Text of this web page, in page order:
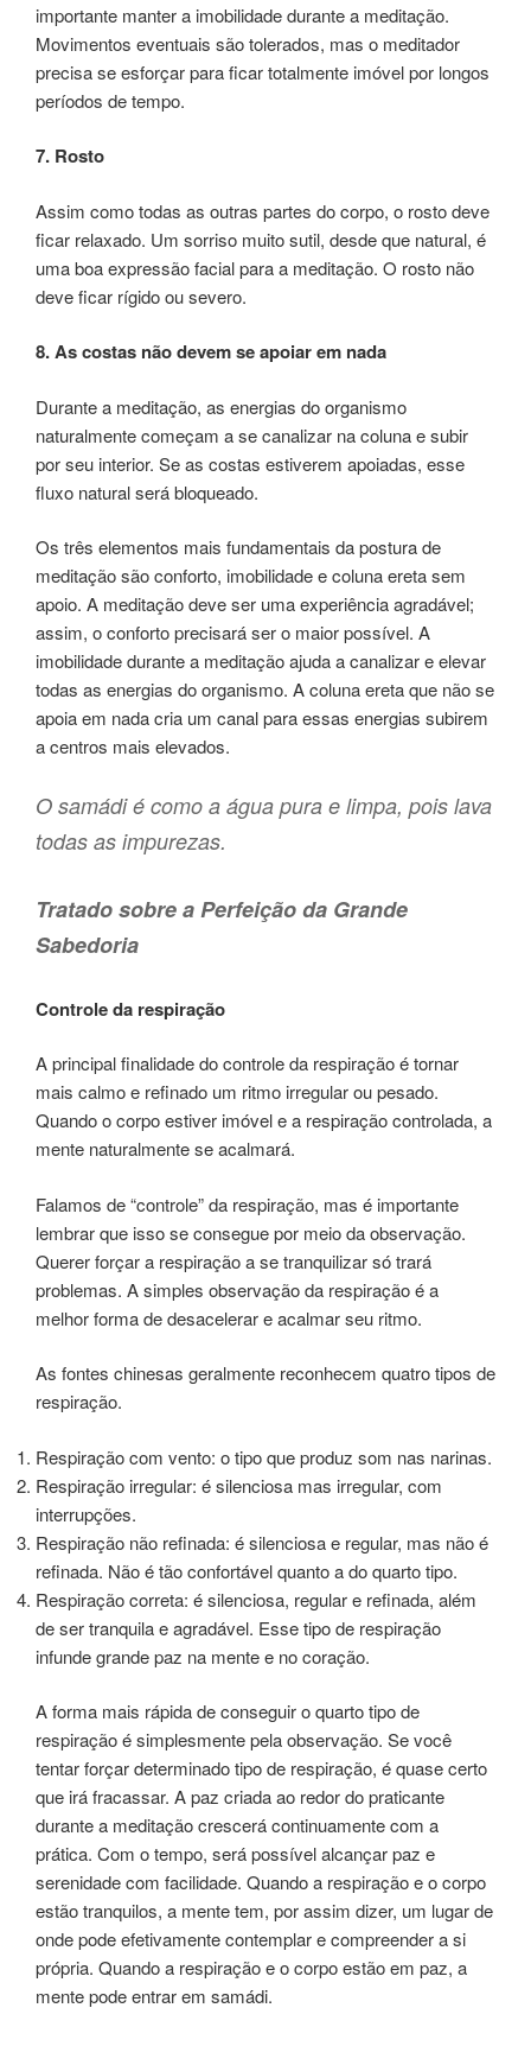
importante manter a imobilidade durante a meditação.
Movimentos eventuais são tolerados, mas o meditador
precisa se esforçar para ficar totalmente imóvel por longos
períodos de tempo.
7. Rosto
Assim como todas as outras partes do corpo, o rosto deve
ficar relaxado. Um sorriso muito sutil, desde que natural, é
uma boa expressão facial para a meditação. O rosto não
deve ficar rígido ou severo.
8. As costas não devem se apoiar em nada
Durante a meditação, as energias do organismo
naturalmente começam a se canalizar na coluna e subir
por seu interior. Se as costas estiverem apoiadas, esse
fluxo natural será bloqueado.
Os três elementos mais fundamentais da postura de
meditação são conforto, imobilidade e coluna ereta sem
apoio. A meditação deve ser uma experiência agradável;
assim, o conforto precisará ser o maior possível. A
imobilidade durante a meditação ajuda a canalizar e elevar
todas as energias do organismo. A coluna ereta que não se
apoia em nada cria um canal para essas energias subirem
a centros mais elevados.
O samádi é como a água pura e limpa, pois lava
todas as impurezas.
Tratado sobre a Perfeição da Grande
Sabedoria
Controle da respiração
A principal finalidade do controle da respiração é tornar
mais calmo e refinado um ritmo irregular ou pesado.
Quando o corpo estiver imóvel e a respiração controlada, a
mente naturalmente se acalmará.
Falamos de “controle” da respiração, mas é importante
lembrar que isso se consegue por meio da observação.
Querer forçar a respiração a se tranquilizar só trará
problemas. A simples observação da respiração é a
melhor forma de desacelerar e acalmar seu ritmo.
As fontes chinesas geralmente reconhecem quatro tipos de
respiração.
Respiração com vento: o tipo que produz som nas narinas.
Respiração irregular: é silenciosa mas irregular, com
interrupções.
Respiração não refinada: é silenciosa e regular, mas não é
refinada. Não é tão confortável quanto a do quarto tipo.
Respiração correta: é silenciosa, regular e refinada, além
de ser tranquila e agradável. Esse tipo de respiração
infunde grande paz na mente e no coração.
A forma mais rápida de conseguir o quarto tipo de
respiração é simplesmente pela observação. Se você
tentar forçar determinado tipo de respiração, é quase certo
que irá fracassar. A paz criada ao redor do praticante
durante a meditação crescerá continuamente com a
prática. Com o tempo, será possível alcançar paz e
serenidade com facilidade. Quando a respiração e o corpo
estão tranquilos, a mente tem, por assim dizer, um lugar de
onde pode efetivamente contemplar e compreender a si
própria. Quando a respiração e o corpo estão em paz, a
mente pode entrar em samádi.